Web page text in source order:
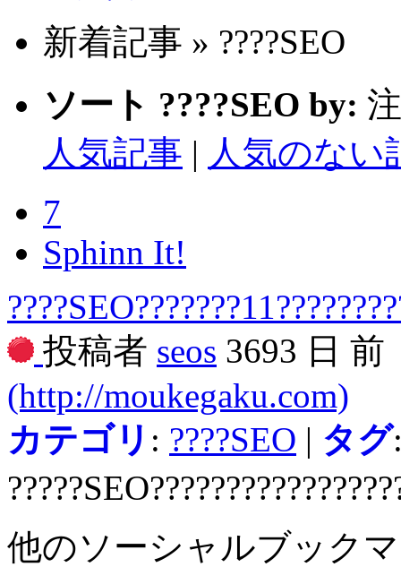
新着記事 » ????SEO
ソート ????SEO by:
人気記事 | 人気のない
7
Sphinn It!
投稿者 seos 3693 日 前
(http://moukegaku.com)
カテゴリ : ????SEO | タグ
他のソーシャルブック